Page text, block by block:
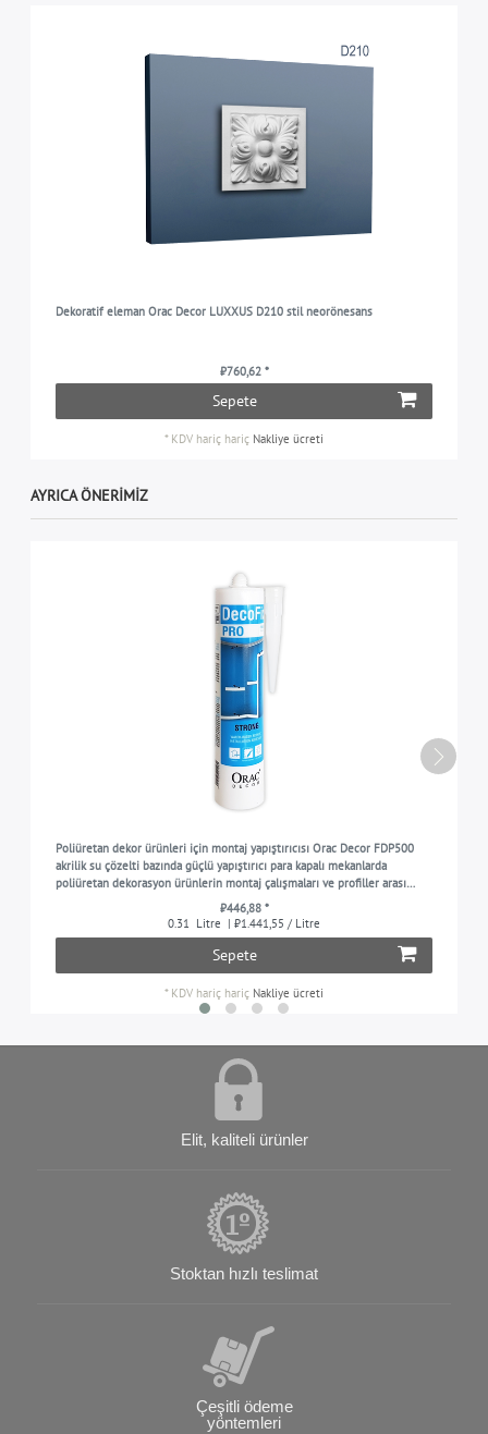
Dekoratif eleman Orac Decor LUXXUS D210 stil neorönesans
₺760,62 *
Sepete
* KDV hariç hariç Nakliye ücreti
AYRICA ÖNERIMIZ
Poliüretan dekor ürünleri için montaj yapıştırıcısı Orac Decor FDP500
akrilik su çözelti bazında güçlü yapıştırıcı para kapalı mekanlarda
poliüretan dekorasyon ürünlerin montaj çalışmaları ve profiller arası
₺446,88 *
0.31
Litre | ₺1.441,55 / Litre
Sepete
* KDV hariç hariç Nakliye ücreti
Elit, kaliteli ürünler
Stoktan hızlı teslimat
Çeşitli ödeme
yöntemleri